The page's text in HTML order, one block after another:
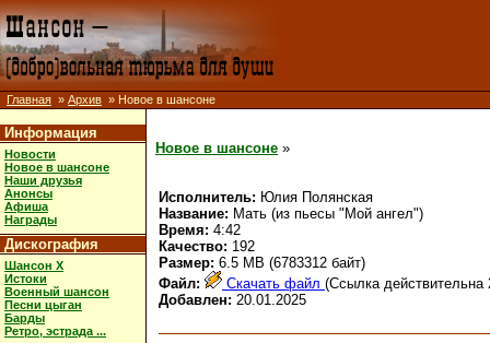
Главная » Архив » Новое в шансоне
Информация
Новости
Новое в шансоне
Наши друзья
Анонсы
Афиша
Награды
Дискография
Шансон X
Истоки
Военный шансон
Песни цыган
Барды
Ретро, эстрада ...
Новое в шансоне »
Исполнитель: Юлия Полянская
Название: Мать (из пьесы "Мой ангел")
Время: 4:42
Качество: 192
Размер: 6.5 MB (6783312 байт)
Файл:
Скачать файл (Ссылка действительна
Добавлен: 20.01.2025